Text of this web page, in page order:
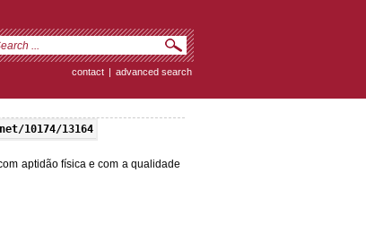
contact | advanced search
10174/13164
aptidão física e com a qualidade